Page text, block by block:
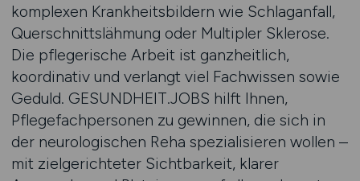
komplexen Krankheitsbildern wie Schlaganfall,
Querschnittslähmung oder Multipler Sklerose.
Die pflegerische Arbeit ist ganzheitlich,
koordinativ und verlangt viel Fachwissen sowie
Geduld. GESUNDHEIT.JOBS hilft Ihnen,
Pflegefachpersonen zu gewinnen, die sich in
der neurologischen Reha spezialisieren wollen –
mit zielgerichteter Sichtbarkeit, klarer